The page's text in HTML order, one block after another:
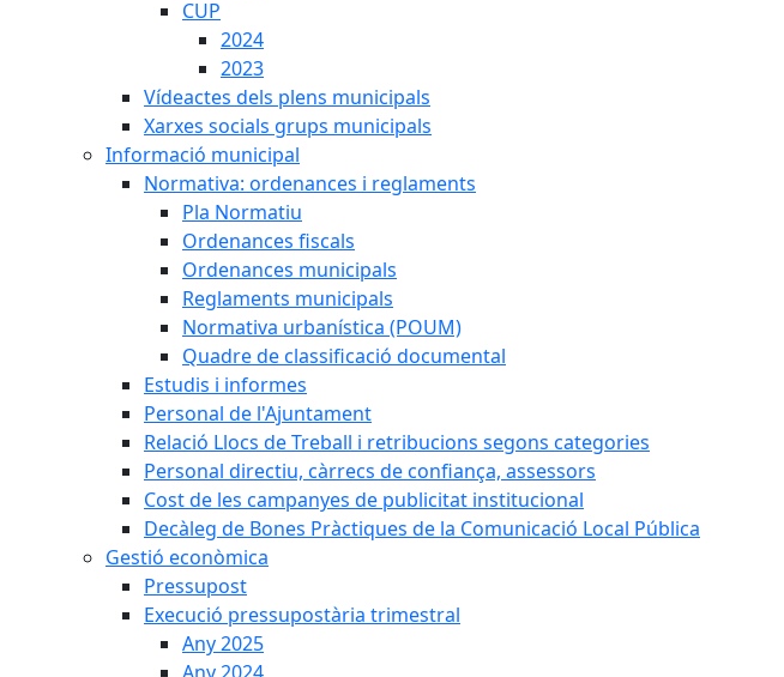
CUP
2024
2023
Vídeactes dels plens municipals
Xarxes socials grups municipals
Informació municipal
Normativa: ordenances i reglaments
Pla Normatiu
Ordenances fiscals
Ordenances municipals
Reglaments municipals
Normativa urbanística (POUM)
Quadre de classificació documental
Estudis i informes
Personal de l'Ajuntament
Relació Llocs de Treball i retribucions segons categories
Personal directiu, càrrecs de confiança, assessors
Cost de les campanyes de publicitat institucional
Decàleg de Bones Pràctiques de la Comunicació Local Pública
Gestió econòmica
Pressupost
Execució pressupostària trimestral
Any 2025